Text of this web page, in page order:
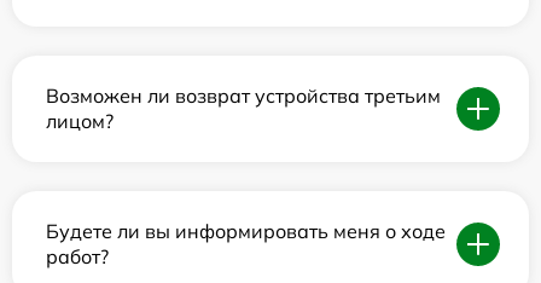
Возможен ли возврат устройства третьим
лицом?
Будете ли вы информировать меня о ходе
работ?